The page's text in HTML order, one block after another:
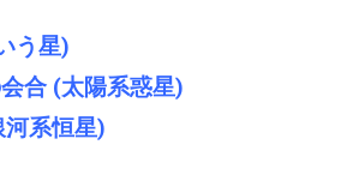
う星)
合 (太陽系惑星)
河系恒星)